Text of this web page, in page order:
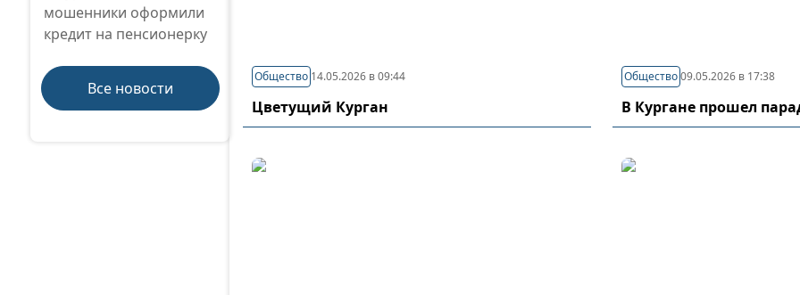
мошенники оформили
кредит на пенсионерку
Все новости
Общество 14.05.2026 в 09:44
Цветущий Курган
Общество 09.05.2026 в 17:38
В Кургане прошел